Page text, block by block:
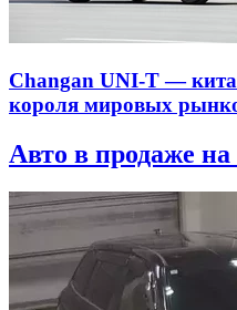
Changan UNI-T —
короля мировых
Авто в продаже